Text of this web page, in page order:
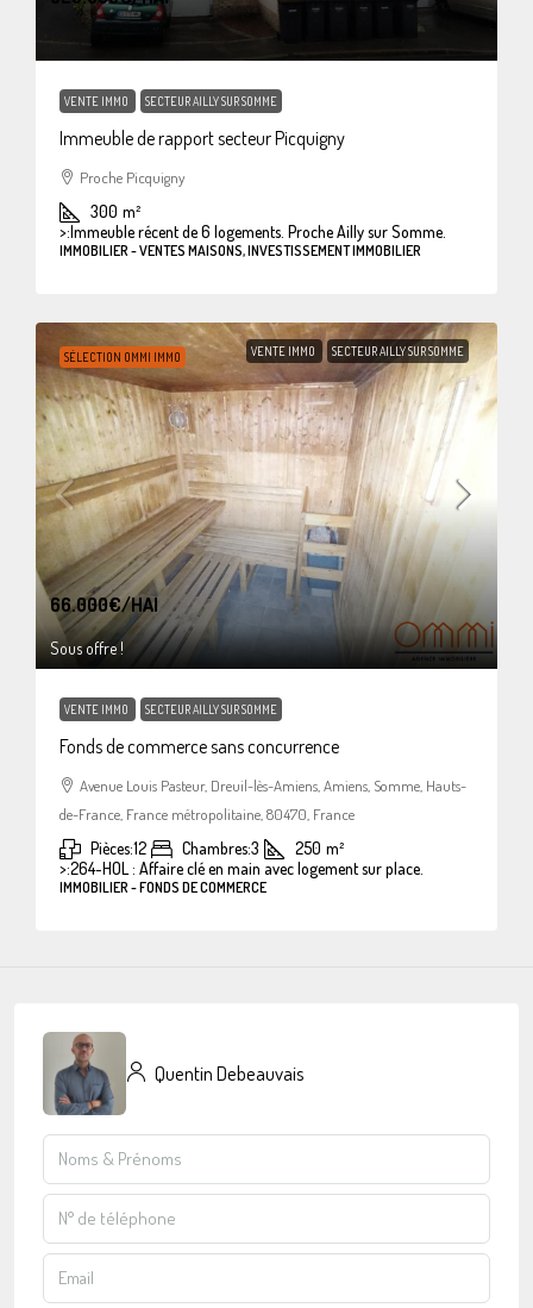
VENTE IMMO SECTEUR AILLY SUR SOMME
Immeuble de rapport secteur Picquigny
Proche Picquigny
300 m²
>:Immeuble récent de 6 logements. Proche Ailly sur Somme.
IMMOBILIER - VENTES MAISONS, INVESTISSEMENT IMMOBILIER
SÉLECTION OMMI IMMO VENTE IMMO SECTEUR AILLY SUR SOMME
66.000€/HAI
Sous offre !
VENTE IMMO SECTEUR AILLY SUR SOMME
Fonds de commerce sans concurrence
Avenue Louis Pasteur, Dreuil-lès-Amiens, Amiens, Somme, Hauts-
de-France, France métropolitaine, 80470, France
Pièces:12 Chambres:3 250 m²
>:264-HOL : Affaire clé en main avec logement sur place.
IMMOBILIER - FONDS DE COMMERCE
Quentin Debeauvais